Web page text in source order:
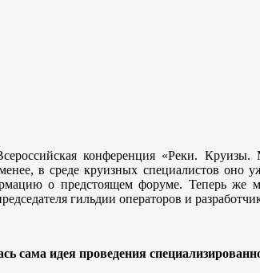
конференция «Реки.
в среде круизных специалистов оно
о предстоящем форуме. Теперь же
гильдии операторов и
сама идея проведения